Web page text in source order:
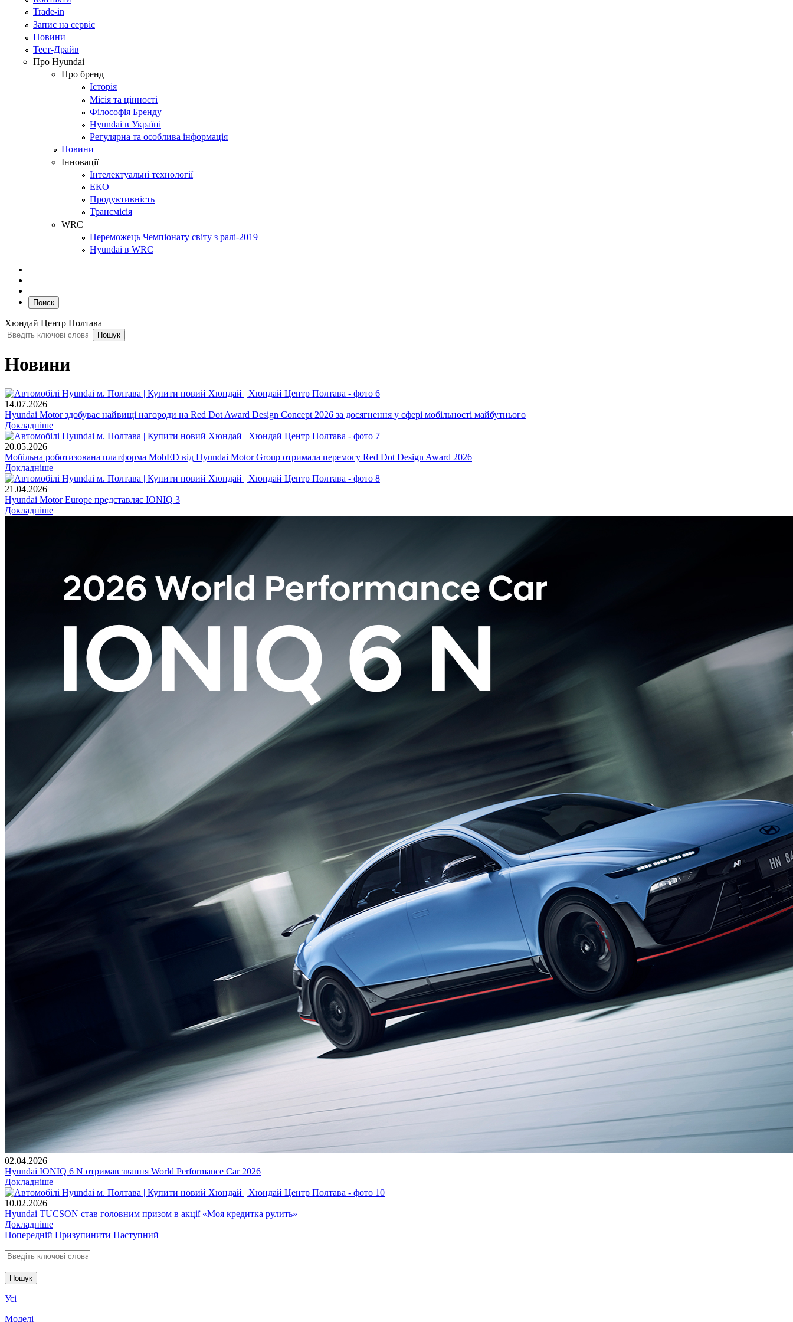
Trade-in
Запис на сервіс
Новини
Тест-Драйв
Про Hyundai
Про бренд
Історія
Місія та цінності
Філософія Бренду
Hyundai в Україні
Регулярна та особлива інформація
Новини
Інновації
Інтелектуальні технології
ЕКО
Продуктивність
Трансмісія
WRC
Переможець Чемпіонату світу з ралі-2019
Hyundai в WRC
Поиск
Хюндай Центр Полтава
Новини
14.07.2026
Hyundai Motor здобуває найвищі нагороди на Red Dot Award Design Concept 2026 за досягнення у сфері мобільності майбутнього
Докладніше
20.05.2026
Мобільна роботизована платформа MobED від Hyundai Motor Group отримала перемогу Red Dot Design Award 2026
Докладніше
21.04.2026
Hyundai Motor Europe представляє IONIQ 3
Докладніше
02.04.2026
Hyundai IONIQ 6 N отримав звання World Performance Car 2026
Докладніше
10.02.2026
Hyundai TUCSON став головним призом в акції «Моя кредитка рулить»
Докладніше
Попередній Призупинити Наступний
Введіть ключові слова для пошуку
Усі
Моделі